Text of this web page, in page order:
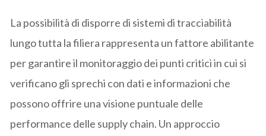
La possibilità di disporre di sistemi di tracciabilità
lungo tutta la filiera rappresenta un fattore abilitante
per garantire il monitoraggio dei punti critici in cui si
verificano gli sprechi con dati e informazioni che
possono offrire una visione puntuale delle
performance delle supply chain. Un approccio